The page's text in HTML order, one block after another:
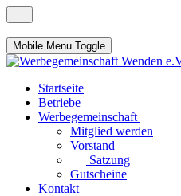
Mobile Menu Toggle
Startseite
Betriebe
Werbegemeinschaft
Mitglied werden
Vorstand
Satzung
Gutscheine
Kontakt